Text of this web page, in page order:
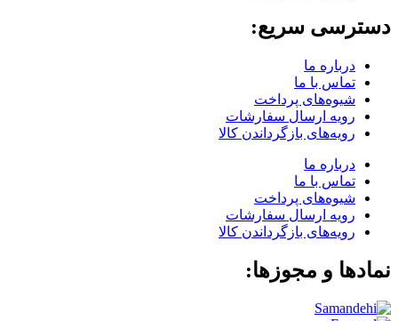
دسترسی سریع:
درباره ما
تماس با ما
شیوه‌های پرداخت
رویه ارسال سفارشات
رویه‌های بازگرداندن کالا
درباره ما
تماس با ما
شیوه‌های پرداخت
رویه ارسال سفارشات
رویه‌های بازگرداندن کالا
نمادها و مجوزها: